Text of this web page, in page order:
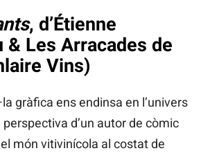
, d’Étienne
& Les Arracades de
Vins)
gràfica ens endinsa en l’univers
d’un autor de còmic
món vitivinícola al costat de